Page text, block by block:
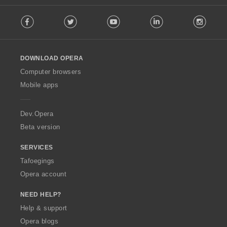
o
w
O
p
a
Facebook Twitter Youtube LinkedIn
DOWNLOAD OPERA
Computer browsers
Mobile apps
Dev.Opera
Beta version
SERVICES
Tafoegings
Opera account
NEED HELP?
Help & support
Opera blogs